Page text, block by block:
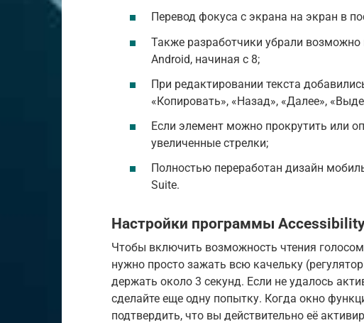
Перевод фокуса с экрана на экран в
Также разработчики убрали возможно
Android, начиная с 8;
При редактировании текста
«Копировать», «Назад», «Далее»,
Если элемент можно прокрутить или
увеличенные стрелки;
Полностью переработан дизайн
Suite.
Настройки программы
Чтобы включить возможность чтения
нужно просто зажать всю качельку
держать около 3 секунд. Если не удалось
сделайте еще одну попытку. Когда окно
подтвердить, что вы действительно её